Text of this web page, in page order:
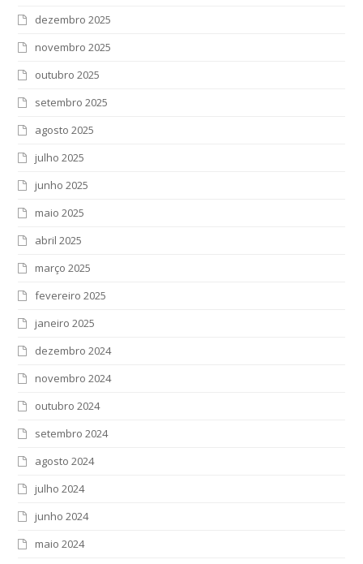
dezembro 2025
novembro 2025
outubro 2025
setembro 2025
agosto 2025
julho 2025
junho 2025
maio 2025
abril 2025
março 2025
fevereiro 2025
janeiro 2025
dezembro 2024
novembro 2024
outubro 2024
setembro 2024
agosto 2024
julho 2024
junho 2024
maio 2024